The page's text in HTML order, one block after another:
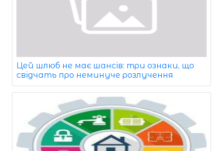
Цей шлюб не має шансів: три ознаки, що
свідчать про неминуче розлучення